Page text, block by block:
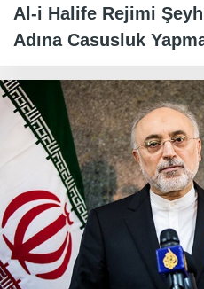
Al-i Halife Rejimi
Adına Casusluk